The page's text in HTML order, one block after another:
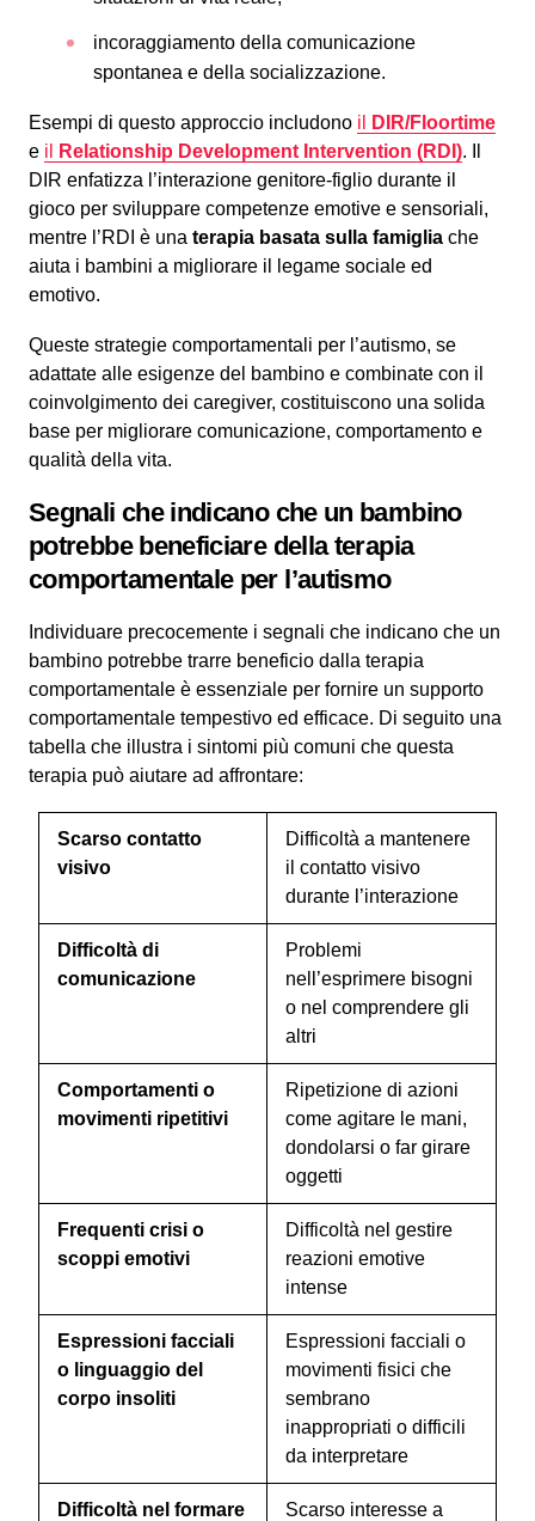
incoraggiamento della comunicazione
spontanea e della socializzazione.
Esempi di questo approccio includono il
DIR/Floortime
e il Relationship Development Intervention (RDI). Il
DIR enfatizza l’interazione genitore-figlio durante il
gioco per sviluppare competenze emotive e sensoriali,
mentre l’RDI è una terapia basata sulla famiglia che
aiuta i bambini a migliorare il legame sociale ed
emotivo.
Queste strategie comportamentali per l’autismo, se
adattate alle esigenze del bambino e combinate con il
coinvolgimento dei caregiver, costituiscono una solida
base per migliorare comunicazione, comportamento e
qualità della vita.
Segnali che indicano che un bambino
potrebbe beneficiare della terapia
comportamentale per l’autismo
Individuare precocemente i segnali che indicano che un
bambino potrebbe trarre beneficio dalla terapia
comportamentale è essenziale per fornire un supporto
comportamentale tempestivo ed efficace. Di seguito una
tabella che illustra i sintomi più comuni che questa
terapia può aiutare ad affrontare:
Scarso contatto
visivo
Difficoltà a mantenere
il contatto visivo
durante l’interazione
Difficoltà di
comunicazione
Problemi
nell’esprimere bisogni
o nel comprendere gli
altri
Comportamenti o
movimenti ripetitivi
Ripetizione di azioni
come agitare le mani,
dondolarsi o far girare
oggetti
Frequenti crisi o
scoppi emotivi
Difficoltà nel gestire
reazioni emotive
intense
Espressioni facciali
o linguaggio del
corpo insoliti
Espressioni facciali o
movimenti fisici che
sembrano
inappropriati o difficili
da interpretare
Difficoltà nel formare
Scarso interesse a